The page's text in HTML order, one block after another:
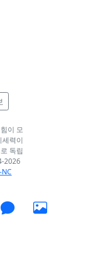
이 모
력이
독립
2026
NC